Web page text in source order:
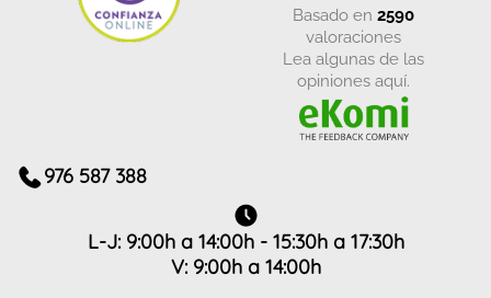
basado en 2590
valoraciones
Lea algunas de las
opiniones aquí.
976 587 388
L-J: 9:00h a 14:00h - 15:30h a 17:30h
V: 9:00h a 14:00h